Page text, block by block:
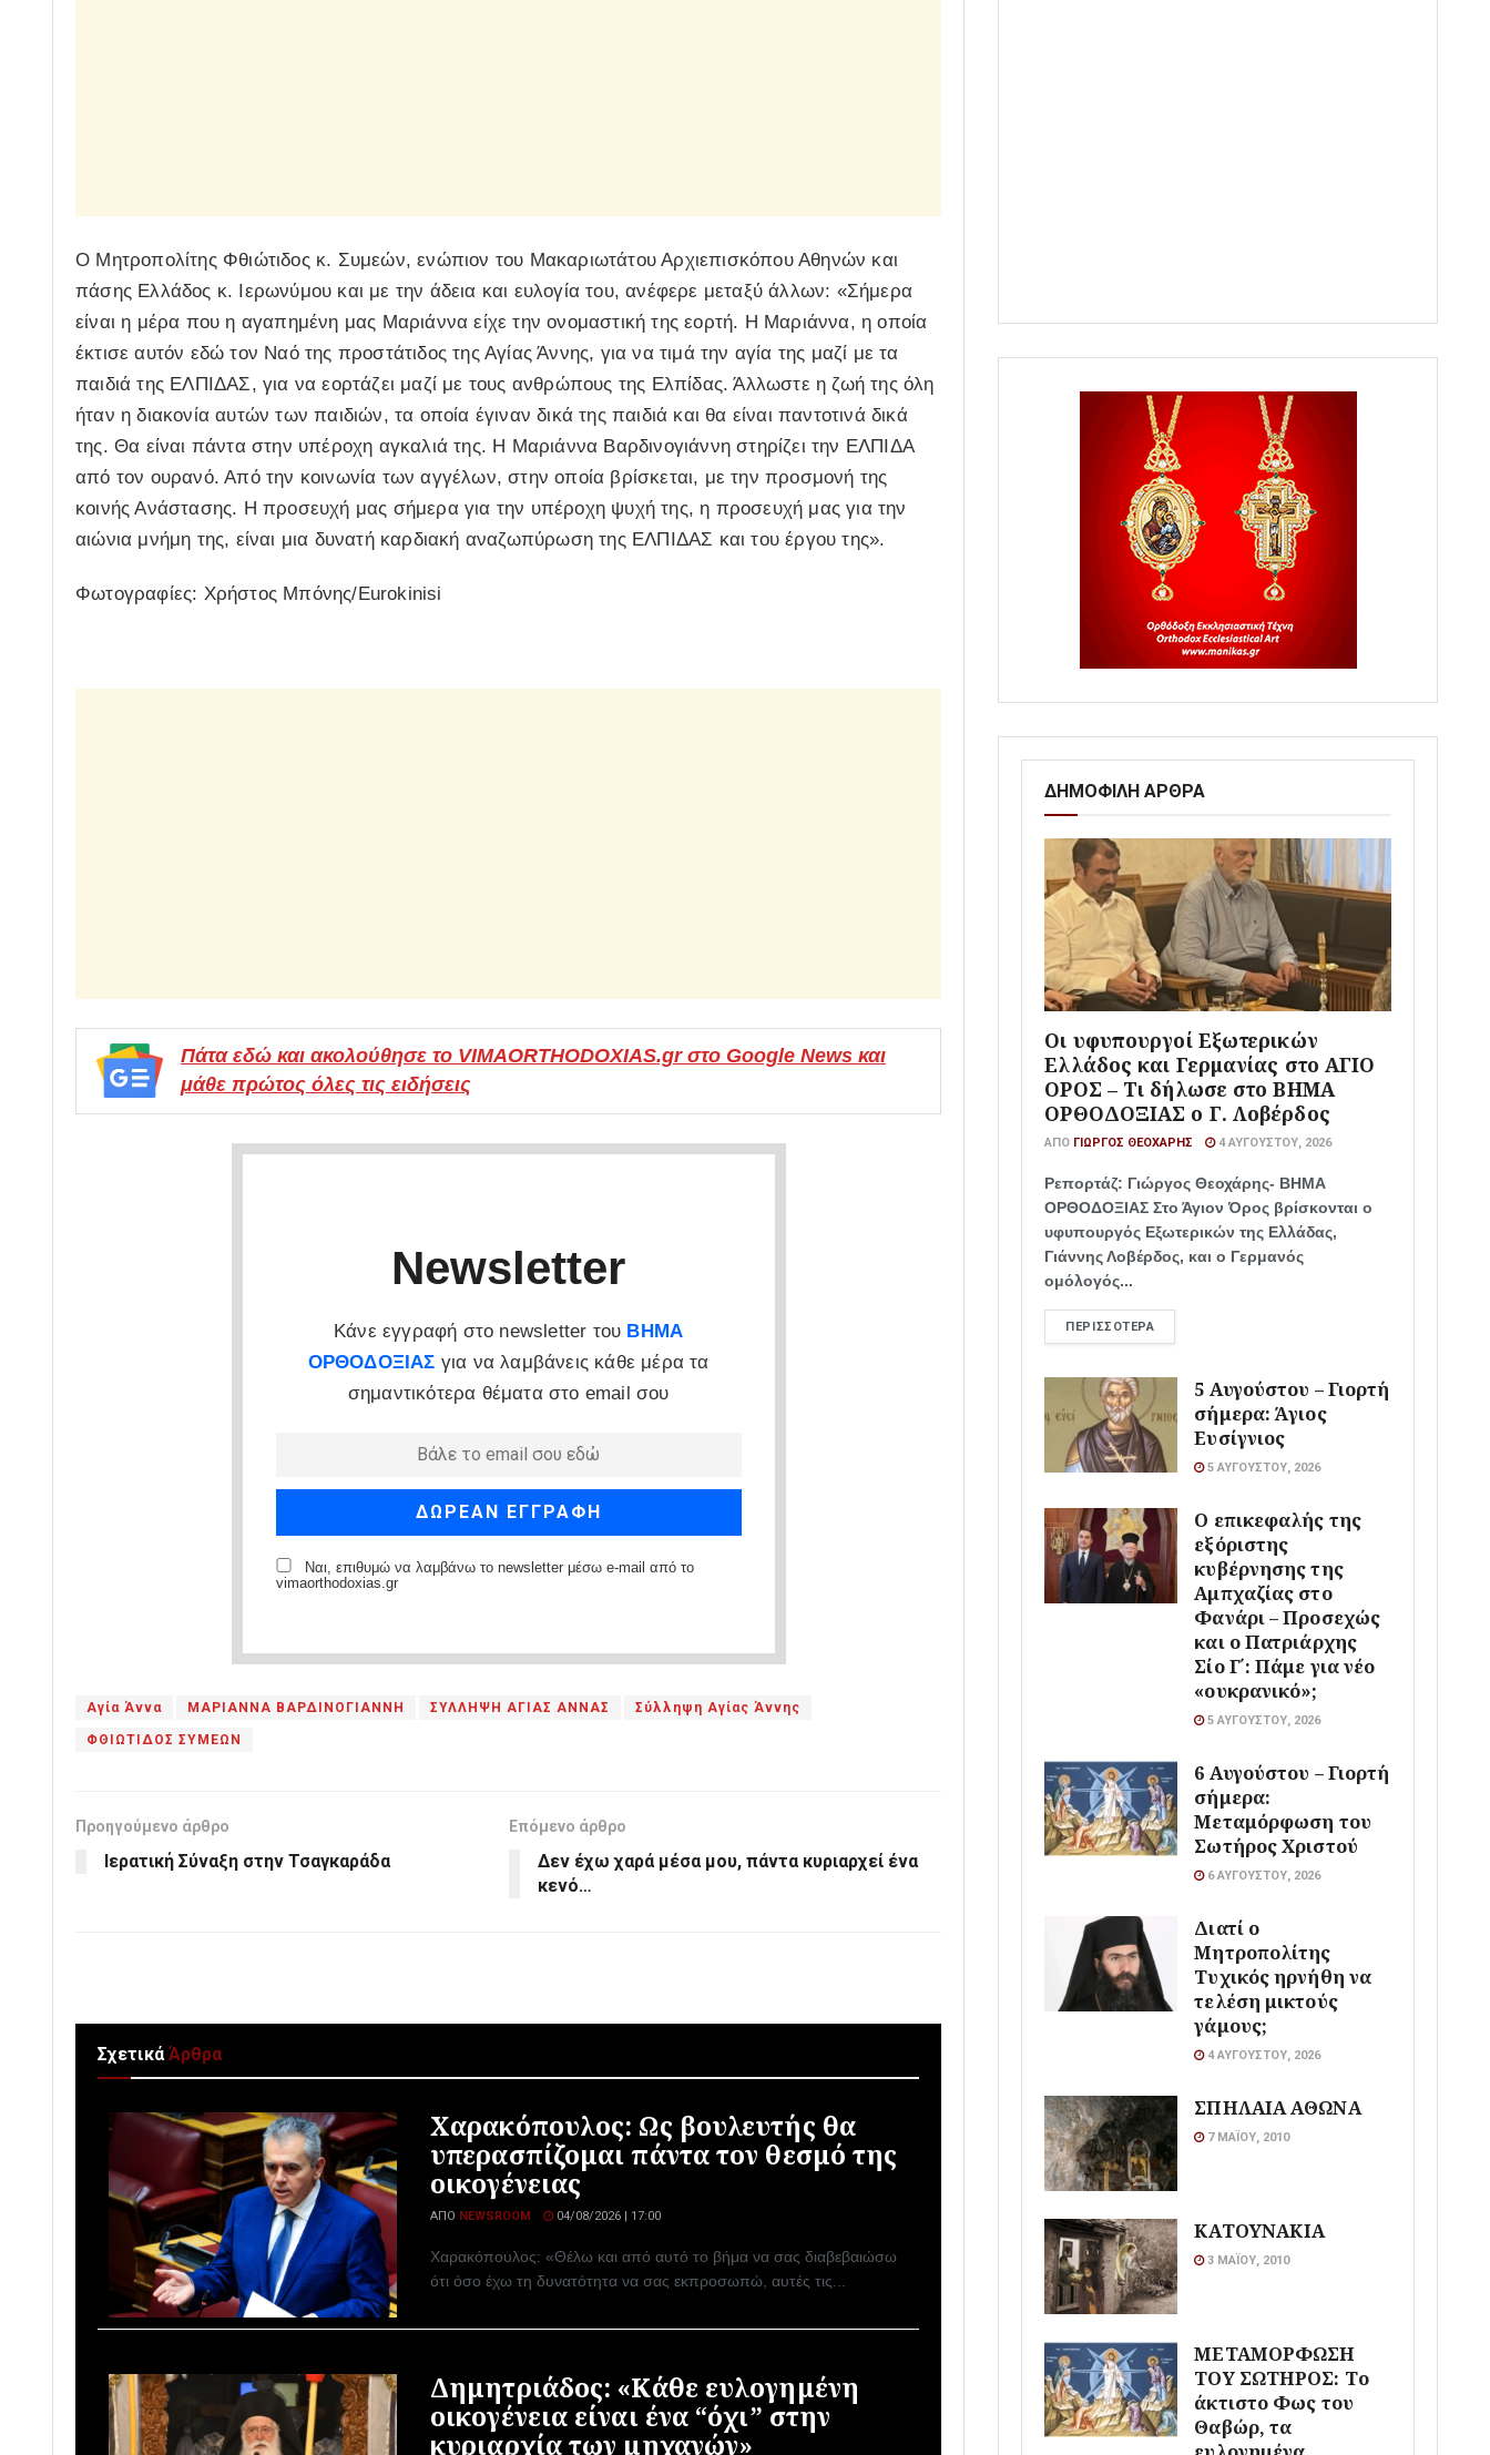
Ο Μητροπολίτης Φθιώτιδος κ. Συμεών, ενώπιον του Μακαριωτάτου Αρχιεπισκόπου Αθηνών και
πάσης Ελλάδος κ. Ιερωνύμου και με την άδεια και ευλογία του, ανέφερε μεταξύ άλλων: «Σήμερα
είναι η μέρα που η αγαπημένη μας Μαριάννα είχε την ονομαστική της εορτή. Η Μαριάννα, η οποία
έκτισε αυτόν εδώ τον Ναό της προστάτιδος της Αγίας Άννης, για να τιμά την αγία της μαζί με τα
παιδιά της ΕΛΠΙΔΑΣ, για να εορτάζει μαζί με τους ανθρώπους της Ελπίδας. Άλλωστε η ζωή της όλη
ήταν η διακονία αυτών των παιδιών, τα οποία έγιναν δικά της παιδιά και θα είναι παντοτινά δικά
της. Θα είναι πάντα στην υπέροχη αγκαλιά της. Η Μαριάννα Βαρδινογιάννη στηρίζει την ΕΛΠΙΔΑ
από τον ουρανό. Από την κοινωνία των αγγέλων, στην οποία βρίσκεται, με την προσμονή της
κοινής Ανάστασης. Η προσευχή μας σήμερα για την υπέροχη ψυχή της, η προσευχή μας για την
αιώνια μνήμη της, είναι μια δυνατή καρδιακή αναζωπύρωση της ΕΛΠΙΔΑΣ και του έργου της».
Φωτογραφίες: Χρήστος Μπόνης/Eurokinisi
Πάτα εδώ και ακολούθησε το VIMAORTHODOXIAS.gr στο Google News και
μάθε πρώτος όλες τις ειδήσεις
Newsletter
Κάνε εγγραφή στο newsletter του ΒΗΜΑ
ΟΡΘΟΔΟΞΙΑΣ για να λαμβάνεις κάθε μέρα τα
σημαντικότερα θέματα στο email σου
Ναι, επιθυμώ να λαμβάνω το newsletter μέσω e-mail από το
vimaorthodoxias.gr
Αγία Άννα ΜΑΡΙΑΝΝΑ ΒΑΡΔΙΝΟΓΙΑΝΝΗ ΣΥΛΛΗΨΗ ΑΓΙΑΣ ΑΝΝΑΣ Σύλληψη Αγίας Άννης
ΦΘΙΩΤΙΔΟΣ ΣΥΜΕΩΝ
Προηγούμενο άρθρο
Ιερατική Σύναξη στην Τσαγκαράδα
Επόμενο άρθρο
Δεν έχω χαρά μέσα μου, πάντα κυριαρχεί ένα
κενό…
ΣχετικάΆρθρα
Χαρακόπουλος: Ως βουλευτής θα
υπερασπίζομαι πάντα τον θεσμό της
οικογένειας
ΑΠΌ NEWSROOM 04/08/2026 | 17:00
Χαρακόπουλος: «Θέλω και από αυτό το βήμα να σας διαβεβαιώσω
ότι όσο έχω τη δυνατότητα να σας εκπροσωπώ, αυτές τις...
Δημητριάδος: «Κάθε ευλογημένη
οικογένεια είναι ένα “όχι” στην
κυριαρχία των μηχανών»
ΔΗΜΟΦΙΛΗ ΑΡΘΡΑ
Οι υφυπουργοί Εξωτερικών
Ελλάδος και Γερμανίας στο ΑΓΙΟ
ΟΡΟΣ – Τι δήλωσε στο ΒΗΜΑ
ΟΡΘΟΔΟΞΙΑΣ ο Γ. Λοβέρδος
ΑΠΌ ΓΙΏΡΓΟΣ ΘΕΟΧΆΡΗΣ 4 ΑΥΓΟΎΣΤΟΥ, 2026
Ρεπορτάζ: Γιώργος Θεοχάρης- ΒΗΜΑ
ΟΡΘΟΔΟΞΙΑΣ Στο Άγιον Όρος βρίσκονται ο
υφυπουργός Εξωτερικών της Ελλάδας,
Γιάννης Λοβέρδος, και ο Γερμανός
ομόλογός...
ΠΕΡΙΣΣΌΤΕΡΑ
5 Αυγούστου – Γιορτή
σήμερα: Άγιος
Ευσίγνιος
5 ΑΥΓΟΎΣΤΟΥ, 2026
Ο επικεφαλής της
εξόριστης
κυβέρνησης της
Αμπχαζίας στο
Φανάρι – Προσεχώς
και ο Πατριάρχης
Σίο Γ΄: Πάμε για νέο
«ουκρανικό»;
5 ΑΥΓΟΎΣΤΟΥ, 2026
6 Αυγούστου – Γιορτή
σήμερα:
Μεταμόρφωση του
Σωτήρος Χριστού
6 ΑΥΓΟΎΣΤΟΥ, 2026
Διατί ο
Μητροπολίτης
Τυχικός ηρνήθη να
τελέση μικτούς
γάμους;
4 ΑΥΓΟΎΣΤΟΥ, 2026
ΣΠΗΛΑΙΑ ΑΘΩΝΑ
7 ΜΑΪ́ΟΥ, 2010
ΚΑΤΟΥΝΑΚΙΑ
3 ΜΑΪ́ΟΥ, 2010
ΜΕΤΑΜΟΡΦΩΣΗ
ΤΟΥ ΣΩΤΗΡΟΣ: Το
άκτιστο Φως του
Θαβώρ, τα